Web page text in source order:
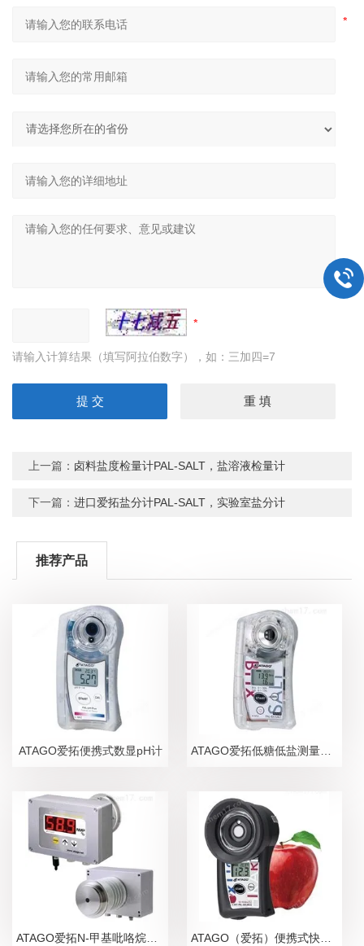
请输入计算结果（填写阿拉伯数字），如：三加四=7
上一篇： 卤料盐度检量计PAL-SALT，盐溶液检量计
下一篇：进口爱拓盐分计PAL-SALT，实验室盐分计
推荐产品
ATAGO爱拓便携式数显pH计 ATAGO爱拓低糖低盐测量糖盐度计
ATAGO（爱拓）便携式快速苹果无损糖度计